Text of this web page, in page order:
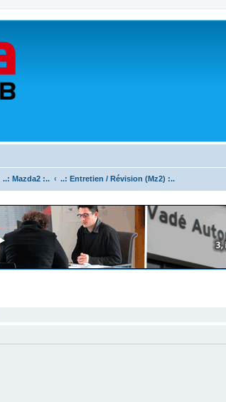
..: Mazda2 :.. ..: Entretien / Révision (Mz2) :..